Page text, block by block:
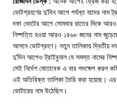
ভোটগ্রহণের দু’দিন আগে পর্যন্ত যাদের নাম
দফা ভোটের আগে সোমবার রাতের দিকে আরও
নিষ্পত্তি হওয়া আরও ১৪৬৮ জনের নাম
আসনে ভোটগ্রহণ। নতুন তালিকায় দ্বিতীয়
দু’দিন আগেও ট্রাইবুনাল যে সমস্ত নামের
সেই নির্দেশ মোতাবেক এ বার পদক্ষেপ করল
এই অতিরিক্ত তালিকা তৈরি করা হয়েছে।
ভোটারের নাম উঠেছিল।